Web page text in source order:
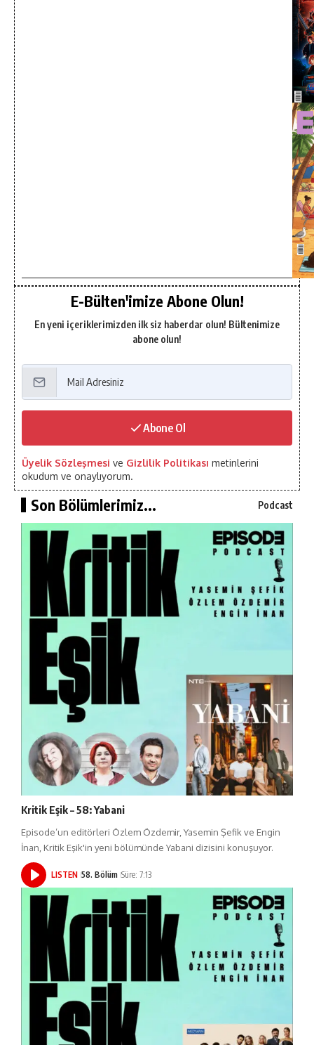
E-Bülten'imize Abone Olun!
En yeni içeriklerimizden ilk siz haberdar olun! Bültenimize
abone olun!
Abone Ol
Üyelik Sözleşmesi ve Gizlilik Politikası metinlerini
okudum ve onaylıyorum.
Son Bölümlerimiz... Podcast
Kritik Eşik – 58: Yabani
Episode’un editörleri Özlem Özdemir, Yasemin Şefik ve Engin
İnan, Kritik Eşik'in yeni bölümünde Yabani dizisini konuşuyor.
LISTEN 58. Bölüm Süre: 7:13